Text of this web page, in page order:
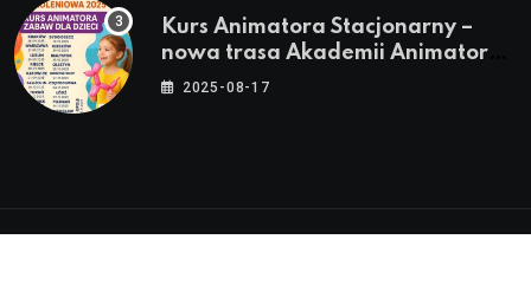
Kurs Animatora Stacjonarny –
nowa trasa Akademii Animatora
– jesień 2025
2025-08-17